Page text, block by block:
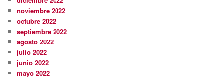
noviembre 2022
octubre 2022
septiembre 2022
agosto 2022
julio 2022
junio 2022
mayo 2022